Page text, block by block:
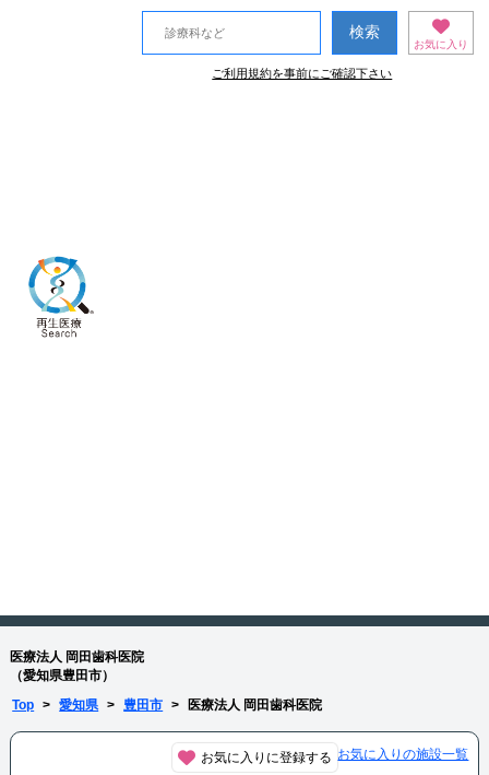
お気に入り
ご利用規約を事前にご確認下さい
医療法人 岡田歯科医院
（愛知県豊田市）
Top > 愛知県 > 豊田市 > 医療法人 岡田歯科医院
お気に入りに登録する お気に入りの施設一覧